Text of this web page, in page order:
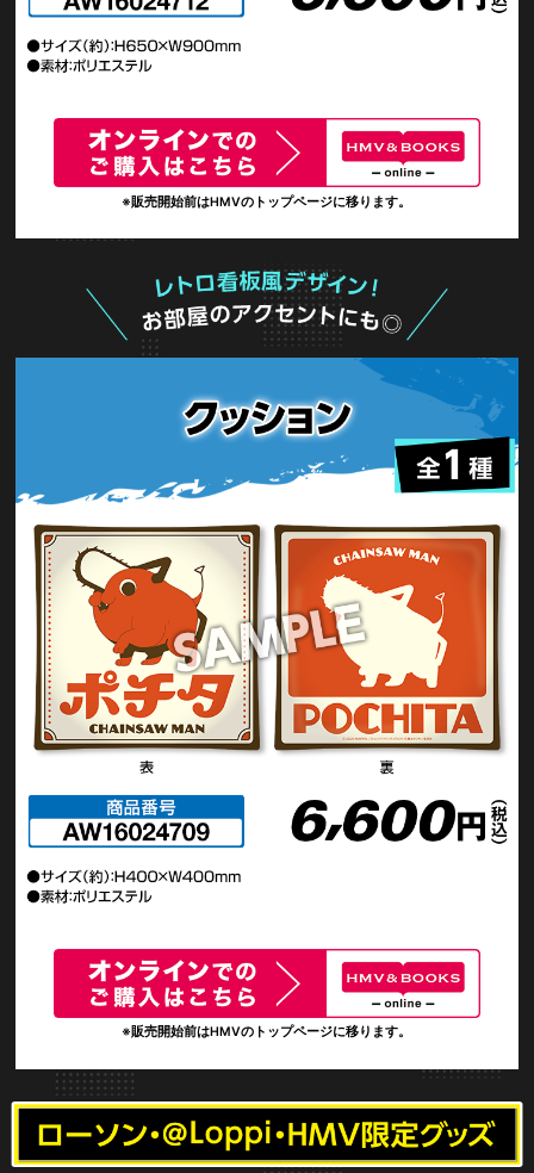
※販売開始前はHMVのトップページに移ります。
※販売開始前はHMVのトップページに移ります。